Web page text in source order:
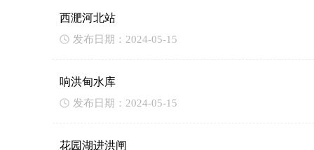
西淝河北站
发布日期：2024-05-15
响洪甸水库
发布日期：2024-05-15
花园湖进洪闸